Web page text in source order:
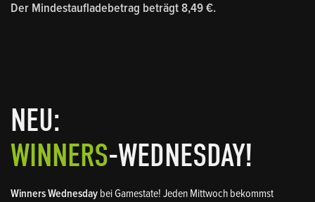
Der Mindestaufladebetrag beträgt8,49 €.
NEU:
WINNERS-WEDNESDAY!
Winners Wednesdaybei Gamestate! Jeden Mittwoch bekommst